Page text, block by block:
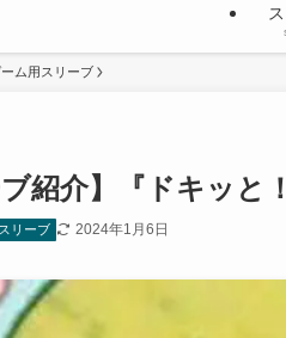
ム用スリーブ
ブ紹介】『ドキッ
リーブ 2024年1月6日